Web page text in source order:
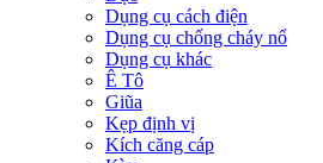
Dụng cụ cách điện
Dụng cụ chống cháy nổ
Dụng cụ khác
Ê Tô
Giũa
Kẹp định vị
Kích căng cáp